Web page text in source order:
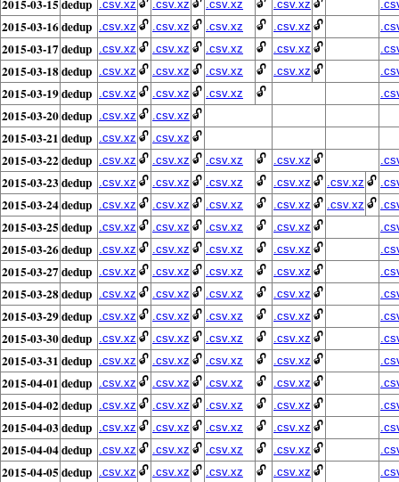
2015-03-15 dedup .csv.xz 🔓 .csv.xz 🔓 .csv.xz 🔓 .csv.xz 🔓
2015-03-16dedup .csv.xz 🔓 .csv.xz 🔓 .csv.xz 🔓 .csv.xz 🔓
2015-03-17dedup .csv.xz 🔓 .csv.xz 🔓 .csv.xz 🔓 .csv.xz 🔓
2015-03-18dedup .csv.xz 🔓 .csv.xz 🔓 .csv.xz 🔓 .csv.xz 🔓
2015-03-19dedup .csv.xz 🔓 .csv.xz 🔓 .csv.xz 🔓
2015-03-20dedup .csv.xz 🔓 .csv.xz 🔓
2015-03-21 dedup .csv.xz 🔓 .csv.xz 🔓
2015-03-22dedup .csv.xz 🔓 .csv.xz 🔓 .csv.xz 🔓 .csv.xz 🔓
2015-03-23dedup .csv.xz 🔓 .csv.xz 🔓 .csv.xz 🔓 .csv.xz 🔓 .csv.xz 🔓
2015-03-24dedup .csv.xz 🔓 .csv.xz 🔓 .csv.xz 🔓 .csv.xz 🔓 .csv.xz 🔓
2015-03-25 dedup .csv.xz 🔓 .csv.xz 🔓 .csv.xz 🔓 .csv.xz 🔓
2015-03-26dedup .csv.xz 🔓 .csv.xz 🔓 .csv.xz 🔓 .csv.xz 🔓
2015-03-27dedup .csv.xz 🔓 .csv.xz 🔓 .csv.xz 🔓 .csv.xz 🔓
2015-03-28dedup .csv.xz 🔓 .csv.xz 🔓 .csv.xz 🔓 .csv.xz 🔓
2015-03-29dedup .csv.xz 🔓 .csv.xz 🔓 .csv.xz 🔓 .csv.xz 🔓
2015-03-30dedup .csv.xz 🔓 .csv.xz 🔓 .csv.xz 🔓 .csv.xz 🔓
2015-03-31 dedup .csv.xz 🔓 .csv.xz 🔓 .csv.xz 🔓 .csv.xz 🔓
2015-04-01 dedup .csv.xz 🔓 .csv.xz 🔓 .csv.xz 🔓 .csv.xz 🔓
2015-04-02dedup .csv.xz 🔓 .csv.xz 🔓 .csv.xz 🔓 .csv.xz 🔓
2015-04-03dedup .csv.xz 🔓 .csv.xz 🔓 .csv.xz 🔓 .csv.xz 🔓
2015-04-04dedup .csv.xz 🔓 .csv.xz 🔓 .csv.xz 🔓 .csv.xz 🔓
2015-04-05 dedup .csv.xz 🔓 .csv.xz 🔓 .csv.xz 🔓 .csv.xz 🔓